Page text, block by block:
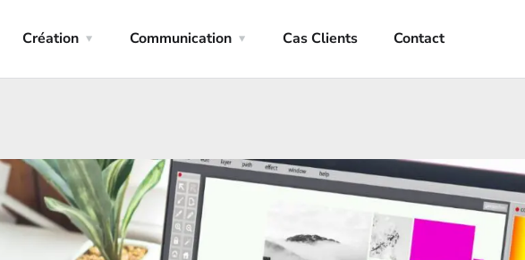
Création Communication Cas Clients Contact